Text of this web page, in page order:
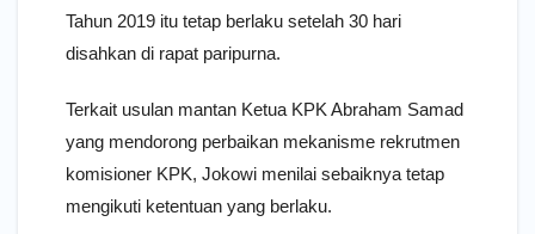
Tahun 2019 itu tetap berlaku setelah 30 hari
disahkan di rapat paripurna.
Terkait usulan mantan Ketua KPK Abraham Samad
yang mendorong perbaikan mekanisme rekrutmen
komisioner KPK, Jokowi menilai sebaiknya tetap
mengikuti ketentuan yang berlaku.